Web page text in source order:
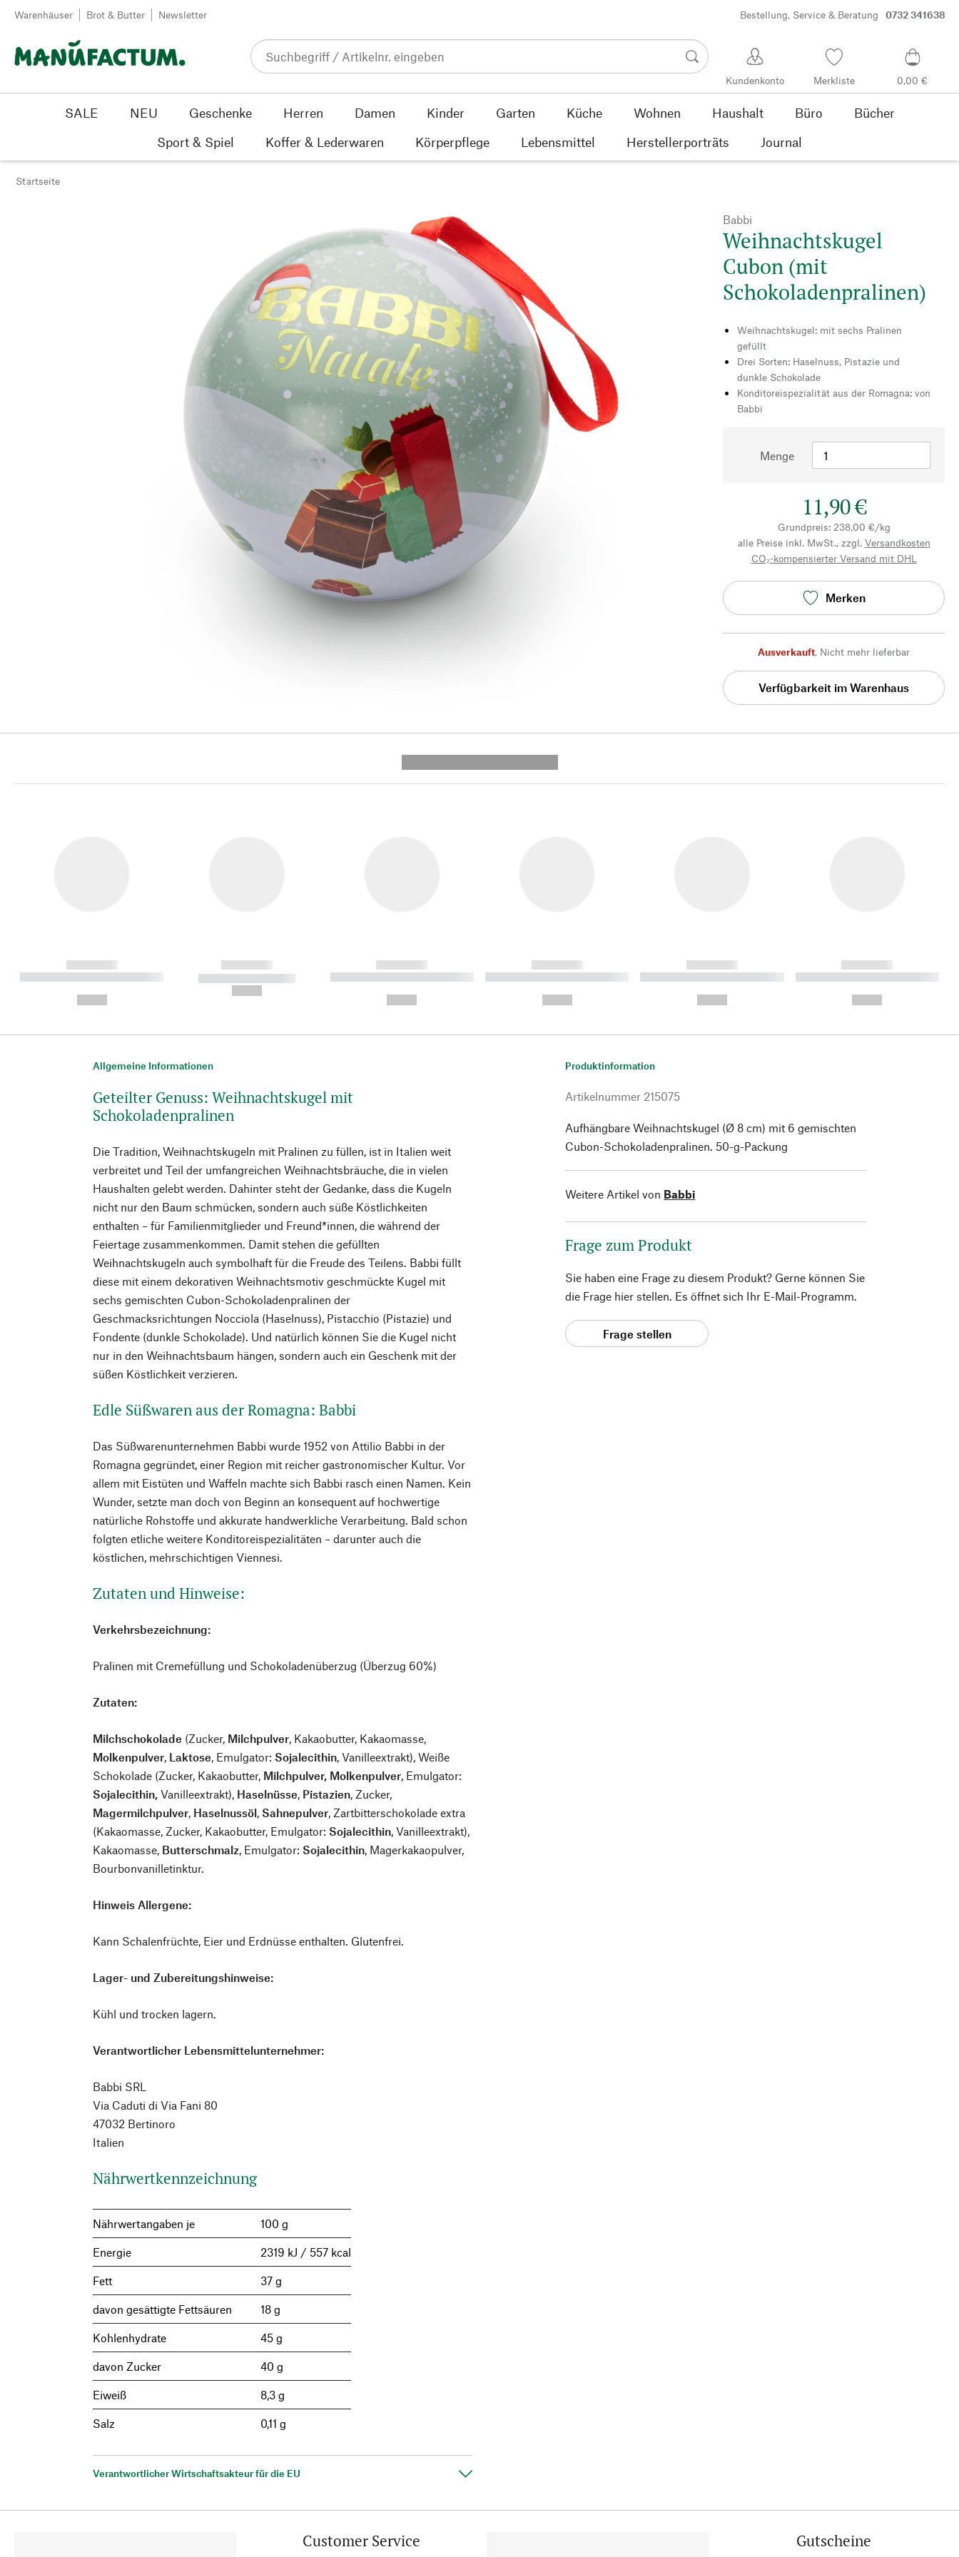
Zum Inhalt springen
Warenhäuser Brot & Butter Newsletter Bestellung, Service & Beratung 0732 341638
Kundenkonto Merkliste 0,00 €
SALE NEU Geschenke Herren Damen Kinder Garten Küche Wohnen Haushalt Büro
Bücher
Sport & Spiel
Koffer & Lederwaren Körperpflege Lebensmittel Herstellerporträts Journal
Startseite
Babbi
Weihnachtskugel
Cubon (mit
Schokoladenpralinen)
Weihnachtskugel: mit sechs Pralinen
gefüllt
Drei Sorten: Haselnuss, Pistazie und
dunkle Schokolade
Konditoreispezialität aus der Romagna: von
Babbi
Menge
11,90 €
Grundpreis: 238,00 €/kg
alle Preise inkl. MwSt., zzgl. Versandkosten
CO₂-kompensierter Versand mit DHL
Merken
Ausverkauft, Nicht mehr lieferbar
Verfügbarkeit im Warenhaus
------------
----------- ----------- ----------
------------
----------- -----------
------------
----------- ----------- ----------
------------
----------- ----------- ----------
------------
----------- ----------- ----------
------------
----------- ----------- ----------
Allgemeine Informationen
Geteilter Genuss: Weihnachtskugel mit
Schokoladenpralinen
Die Tradition, Weihnachtskugeln mit Pralinen zu füllen, ist in Italien weit
verbreitet und Teil der umfangreichen Weihnachtsbräuche, die in vielen
Haushalten gelebt werden. Dahinter steht der Gedanke, dass die Kugeln
nicht nur den Baum schmücken, sondern auch süße Köstlichkeiten
enthalten – für Familienmitglieder und Freund*innen, die während der
Feiertage zusammenkommen. Damit stehen die gefüllten
Weihnachtskugeln auch symbolhaft für die Freude des Teilens. Babbi füllt
diese mit einem dekorativen Weihnachtsmotiv geschmückte Kugel mit
sechs gemischten Cubon-Schokoladenpralinen der
Geschmacksrichtungen Nocciola (Haselnuss), Pistacchio (Pistazie) und
Fondente (dunkle Schokolade). Und natürlich können Sie die Kugel nicht
nur in den Weihnachtsbaum hängen, sondern auch ein Geschenk mit der
süßen Köstlichkeit verzieren.
Edle Süßwaren aus der Romagna: Babbi
Das Süßwarenunternehmen Babbi wurde 1952 von Attilio Babbi in der
Romagna gegründet, einer Region mit reicher gastronomischer Kultur. Vor
allem mit Eistüten und Waffeln machte sich Babbi rasch einen Namen. Kein
Wunder, setzte man doch von Beginn an konsequent auf hochwertige
natürliche Rohstoffe und akkurate handwerkliche Verarbeitung. Bald schon
folgten etliche weitere Konditoreispezialitäten – darunter auch die
köstlichen, mehrschichtigen Viennesi.
Zutaten und Hinweise:
Verkehrsbezeichnung:
Pralinen mit Cremefüllung und Schokoladenüberzug (Überzug 60%)
Zutaten:
Milchschokolade (Zucker, Milchpulver, Kakaobutter, Kakaomasse,
Molkenpulver, Laktose, Emulgator:Sojalecithin, Vanilleextrakt), Weiße
Schokolade (Zucker, Kakaobutter, Milchpulver, Molkenpulver, Emulgator:
Sojalecithin,Vanilleextrakt), Haselnüsse, Pistazien, Zucker,
Magermilchpulver, Haselnussöl,Sahnepulver, Zartbitterschokolade extra
(Kakaomasse, Zucker, Kakaobutter, Emulgator:Sojalecithin, Vanilleextrakt),
Kakaomasse, Butterschmalz, Emulgator:Sojalecithin, Magerkakaopulver,
Bourbonvanilletinktur.
Hinweis Allergene:
Kann Schalenfrüchte, Eier und Erdnüsse enthalten. Glutenfrei.
Lager- und Zubereitungshinweise:
Kühl und trocken lagern.
Verantwortlicher Lebensmittelunternehmer:
Babbi SRL
Via Caduti di Via Fani 80
47032 Bertinoro
Italien
Nährwertkennzeichnung
Nährwertangaben je 100 g
Energie 2319 kJ / 557 kcal
Fett 37 g
davon gesättigte Fettsäuren 18 g
Kohlenhydrate 45 g
davon Zucker 40 g
Eiweiß 8,3 g
Salz 0,11 g
Verantwortlicher Wirtschaftsakteur für die EU
Produktinformation
Artikelnummer 215075
Aufhängbare Weihnachtskugel (Ø 8 cm) mit 6 gemischten
Cubon-Schokoladenpralinen. 50-g-Packung
Weitere Artikel von Babbi
Frage zum Produkt
Sie haben eine Frage zu diesem Produkt? Gerne können Sie
die Frage hier stellen. Es öffnet sich Ihr E-Mail-Programm.
Frage stellen
Customer Service Gutscheine